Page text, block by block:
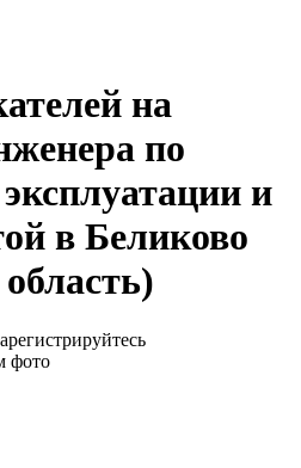
на
по
и
в Беликово
фото